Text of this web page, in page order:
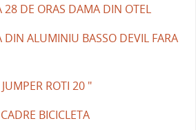
28 DE ORAS DAMA DIN OTEL
DIN ALUMINIU BASSO DEVIL FARA
ROTI 20 "
BICICLETA